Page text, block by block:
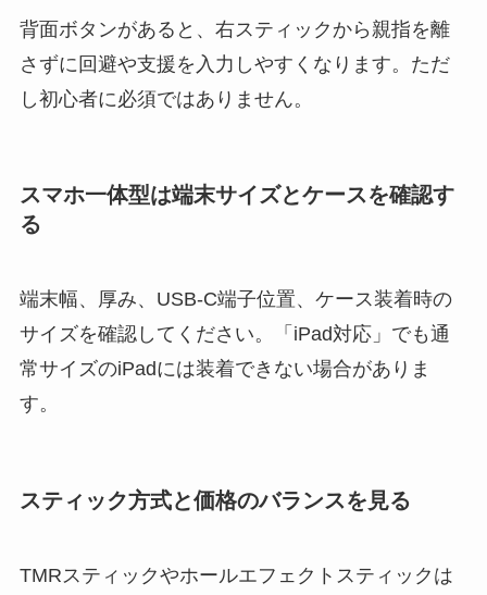
背面ボタンがあると、右スティックから親指を離
さずに回避や支援を入力しやすくなります。ただ
し初心者に必須ではありません。
スマホ一体型は端末サイズとケースを確認す
る
端末幅、厚み、USB-C端子位置、ケース装着時の
サイズを確認してください。「iPad対応」でも通
常サイズのiPadには装着できない場合がありま
す。
スティック方式と価格のバランスを見る
TMRスティックやホールエフェクトスティックは